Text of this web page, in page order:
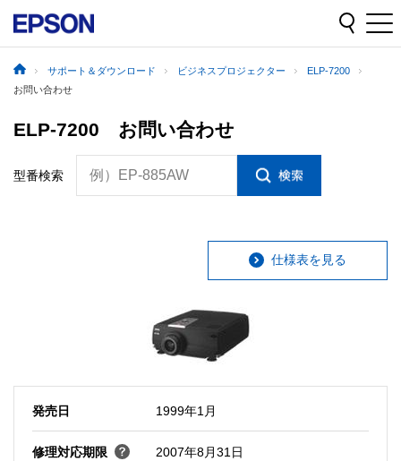
サポート＆ダウンロード ビジネスプロジェクター
ELP-7200
お問い合わせ
ELP-7200 お問い合わせ
型番検索 例）EP-885AW
仕様表を見る
発売日 1999年1月
修理対応期限 2007年8月31日